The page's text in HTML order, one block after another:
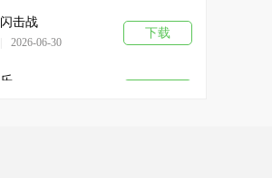
| 2026-06-30
下载
下载